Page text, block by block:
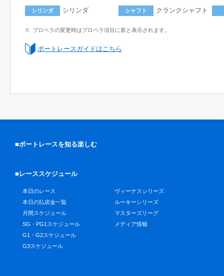
シリンダ シリンダ シャフト クランクシャフト
プロペラの変更時はプロペラ項目に新と表示されます。
ボートレースガイドはこちら
■ボートレースを知る楽しむ
■レーススケジュール
本日のレース
本日の払戻金一覧
月間スケジュール
SG・PG1スケジュール
G1・G2スケジュール
G3スケジュール
ヴィーナスシリーズ
ルーキーシリーズ
マスターズリーグ
メディア情報